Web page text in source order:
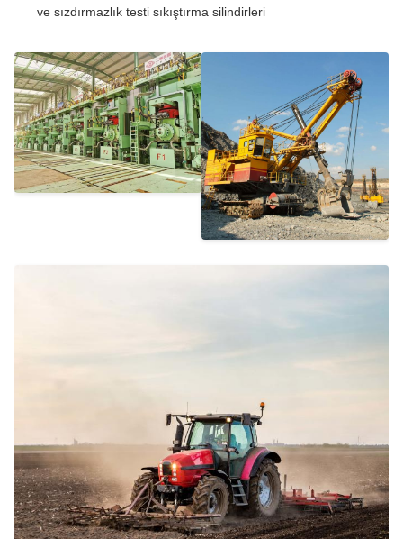
ve sızdırmazlık testi sıkıştırma silindirleri